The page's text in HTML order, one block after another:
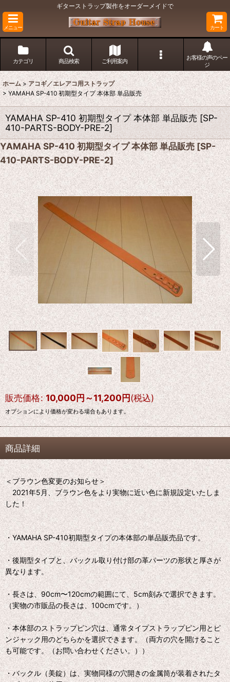
ギターストラップ製作をオーダーメイドで
メニュー カート
カテゴリ 商品検索 ご利用案内
お客様の声のペー
ジ
ホーム > アコギ／エレアコ用ストラップ
> YAMAHA SP-410 初期型タイプ 本体部 単品販売
YAMAHA SP-410 初期型タイプ 本体部 単品販売 [SP-
410-PARTS-BODY-PRE-2]
YAMAHA SP-410 初期型タイプ 本体部 単品販売[SP-
410-PARTS-BODY-PRE-2]
販売価格: 10,000円～11,200円(税込)
オプションにより価格が変わる場合もあります。
商品詳細
＜ブラウン色変更のお知らせ＞
2021年5月、ブラウン色をより実物に近い色に新規設定いたしま
した！
・YAMAHA SP-410初期型タイプの本体部の単品販売品です。
・後期型タイプと、バックル取り付け部の革パーツの形状と厚さが
異なります。
・長さは、90cm〜120cmの範囲にて、5cm刻みで選択できます。
（実物の市販品の長さは、100cmです。）
・本体部のストラップピン穴は、通常タイプストラップピン用とピ
ンジャック用のどちらかを選択できます。（両方の穴を開けること
も可能です。（お問い合わせください。））
・バックル（美錠）は、実物同様の穴開きの金属筒が装着されたタ